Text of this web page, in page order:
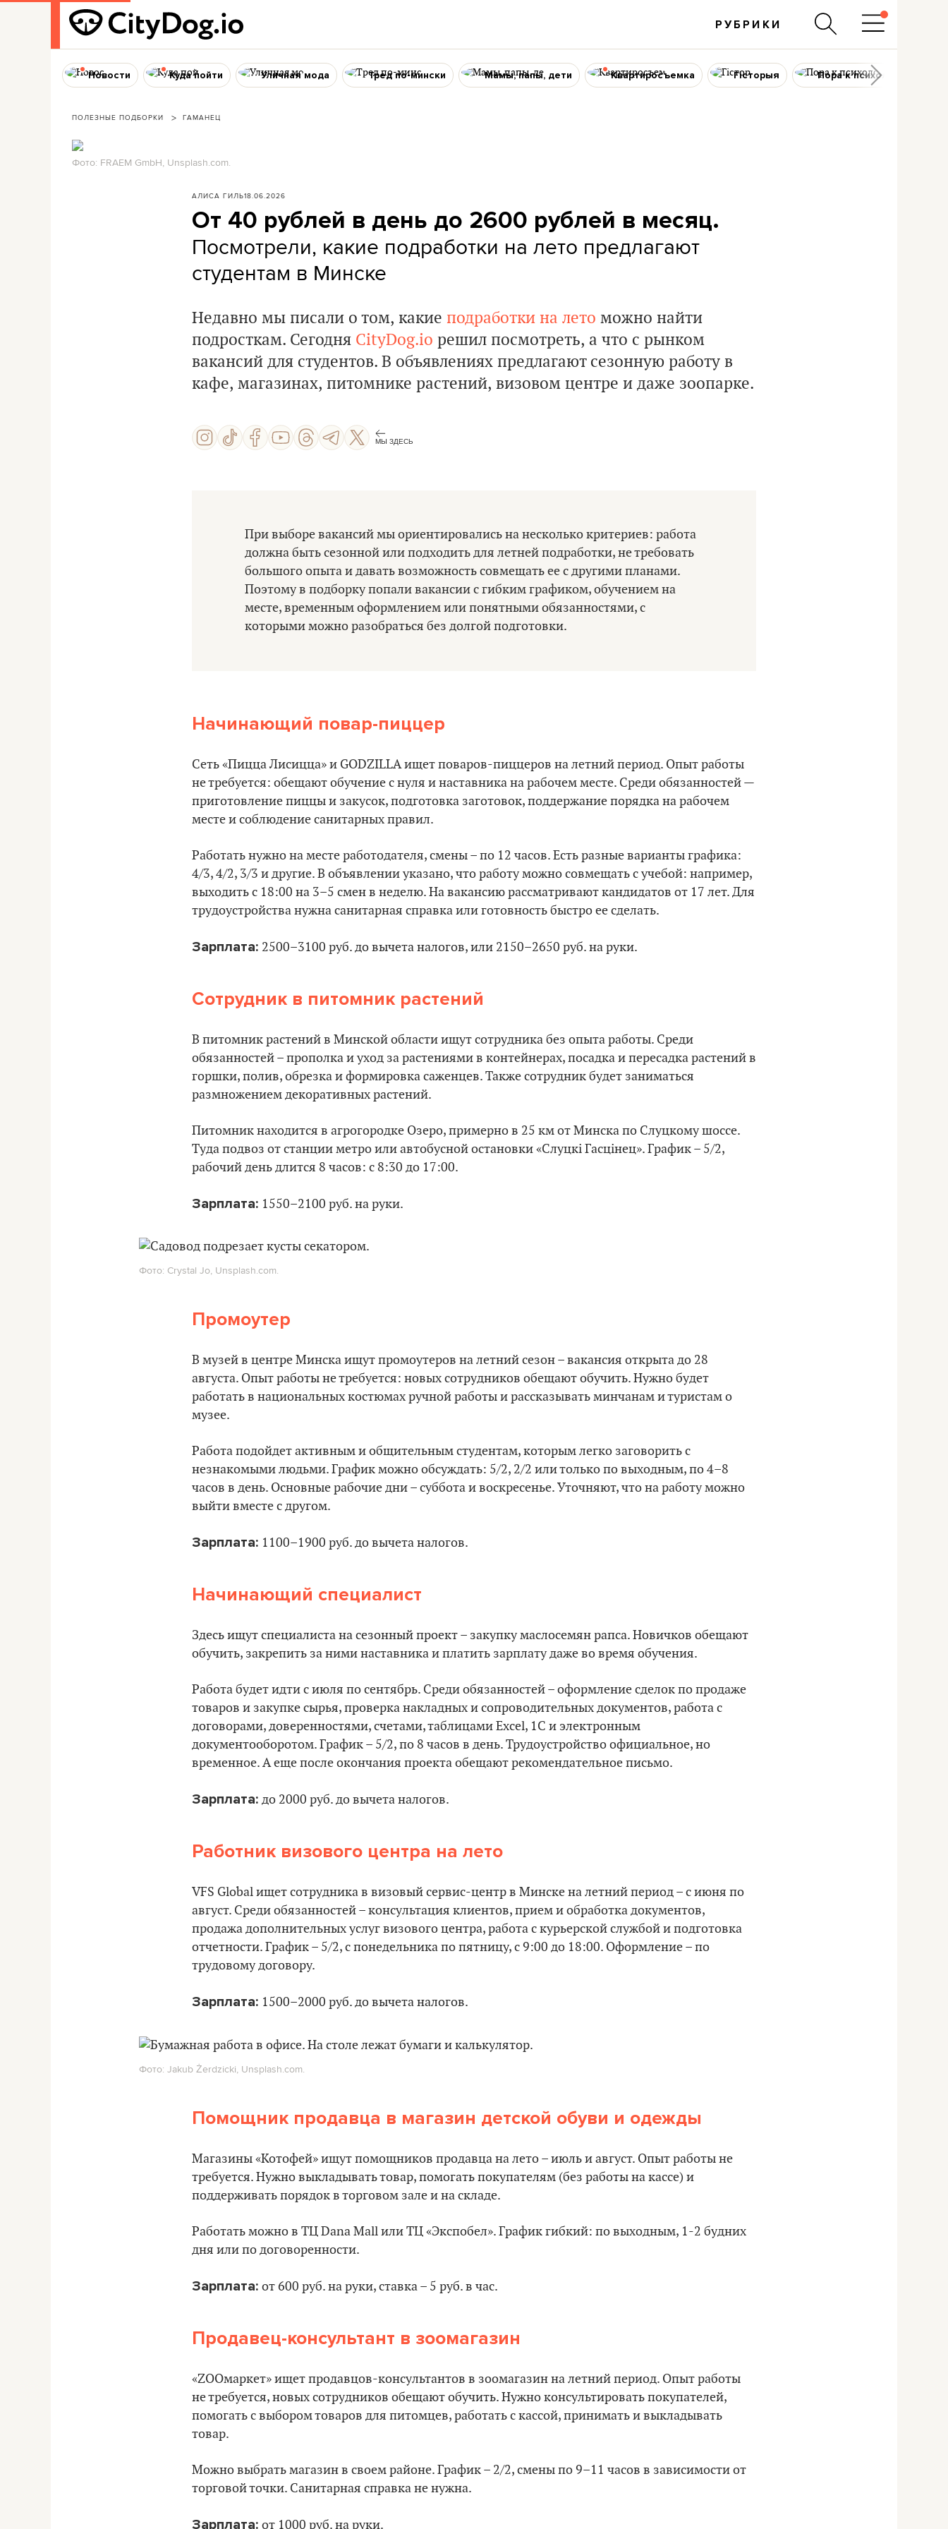
РУБРИКИ
Новости Куда пойти Уличная мода Тред по-мински Мамы, папы, дети Квартиросъемка Гісторыя Пора к психологу
ПОЛЕЗНЫЕ ПОДБОРКИ ГАМАНЕЦ
Фото: FRAEM GmbH, Unsplash.com.
АЛИСА ГИЛЬ18.06.2026
От 40 рублей в день до 2600 рублей в месяц.
Посмотрели, какие подработки на лето предлагают
студентам в Минске
Недавно мы писали о том, какие подработки на лето можно найти
подросткам. Сегодня CityDog.io решил посмотреть, а что с рынком
вакансий для студентов. В объявлениях предлагают сезонную работу в
кафе, магазинах, питомнике растений, визовом центре и даже зоопарке.
МЫ ЗДЕСЬ
При выборе вакансий мы ориентировались на несколько критериев: работа
должна быть сезонной или подходить для летней подработки, не требовать
большого опыта и давать возможность совмещать ее с другими планами.
Поэтому в подборку попали вакансии с гибким графиком, обучением на
месте, временным оформлением или понятными обязанностями, с
которыми можно разобраться без долгой подготовки.
Начинающий повар-пиццер
Сеть «Пицца Лисицца» и GODZILLA ищет поваров-пиццеров на летний период. Опыт работы
не требуется: обещают обучение с нуля и наставника на рабочем месте. Среди обязанностей —
приготовление пиццы и закусок, подготовка заготовок, поддержание порядка на рабочем
месте и соблюдение санитарных правил.
Работать нужно на месте работодателя, смены – по 12 часов. Есть разные варианты графика:
4/3, 4/2, 3/3 и другие. В объявлении указано, что работу можно совмещать с учебой: например,
выходить с 18:00 на 3–5 смен в неделю. На вакансию рассматривают кандидатов от 17 лет. Для
трудоустройства нужна санитарная справка или готовность быстро ее сделать.
Зарплата: 2500–3100 руб. до вычета налогов, или 2150–2650 руб. на руки.
Сотрудник в питомник растений
В питомник растений в Минской области ищут сотрудника без опыта работы. Среди
обязанностей – прополка и уход за растениями в контейнерах, посадка и пересадка растений в
горшки, полив, обрезка и формировка саженцев. Также сотрудник будет заниматься
размножением декоративных растений.
Питомник находится в агрогородке Озеро, примерно в 25 км от Минска по Слуцкому шоссе.
Туда подвоз от станции метро или автобусной остановки «Слуцкі Гасцінец». График – 5/2,
рабочий день длится 8 часов: с 8:30 до 17:00.
Зарплата: 1550–2100 руб. на руки.
Фото: Crystal Jo, Unsplash.com.
Промоутер
В музей в центре Минска ищут промоутеров на летний сезон – вакансия открыта до 28
августа. Опыт работы не требуется: новых сотрудников обещают обучить. Нужно будет
работать в национальных костюмах ручной работы и рассказывать минчанам и туристам о
музее.
Работа подойдет активным и общительным студентам, которым легко заговорить с
незнакомыми людьми. График можно обсуждать: 5/2, 2/2 или только по выходным, по 4–8
часов в день. Основные рабочие дни – суббота и воскресенье. Уточняют, что на работу можно
выйти вместе с другом.
Зарплата: 1100–1900 руб. до вычета налогов.
Начинающий специалист
Здесь ищут специалиста на сезонный проект – закупку маслосемян рапса. Новичков обещают
обучить, закрепить за ними наставника и платить зарплату даже во время обучения.
Работа будет идти с июля по сентябрь. Среди обязанностей – оформление сделок по продаже
товаров и закупке сырья, проверка накладных и сопроводительных документов, работа с
договорами, доверенностями, счетами, таблицами Excel, 1С и электронным
документооборотом. График – 5/2, по 8 часов в день. Трудоустройство официальное, но
временное. А еще после окончания проекта обещают рекомендательное письмо.
Зарплата: до 2000 руб. до вычета налогов.
Работник визового центра на лето
VFS Global ищет сотрудника в визовый сервис-центр в Минске на летний период – с июня по
август. Среди обязанностей – консультация клиентов, прием и обработка документов,
продажа дополнительных услуг визового центра, работа с курьерской службой и подготовка
отчетности. График – 5/2, с понедельника по пятницу, с 9:00 до 18:00. Оформление – по
трудовому договору.
Зарплата: 1500–2000 руб. до вычета налогов.
Фото: Jakub Żerdzicki, Unsplash.com.
Помощник продавца в магазин детской обуви и одежды
Магазины «Котофей» ищут помощников продавца на лето – июль и август. Опыт работы не
требуется. Нужно выкладывать товар, помогать покупателям (без работы на кассе) и
поддерживать порядок в торговом зале и на складе.
Работать можно в ТЦ Dana Mall или ТЦ «Экспобел». График гибкий: по выходным, 1-2 будних
дня или по договоренности.
Зарплата: от 600 руб. на руки, ставка – 5 руб. в час.
Продавец-консультант в зоомагазин
«ZOOмаркет» ищет продавцов-консультантов в зоомагазин на летний период. Опыт работы
не требуется, новых сотрудников обещают обучить. Нужно консультировать покупателей,
помогать с выбором товаров для питомцев, работать с кассой, принимать и выкладывать
товар.
Можно выбрать магазин в своем районе. График – 2/2, смены по 9–11 часов в зависимости от
торговой точки. Санитарная справка не нужна.
Зарплата: от 1000 руб. на руки.